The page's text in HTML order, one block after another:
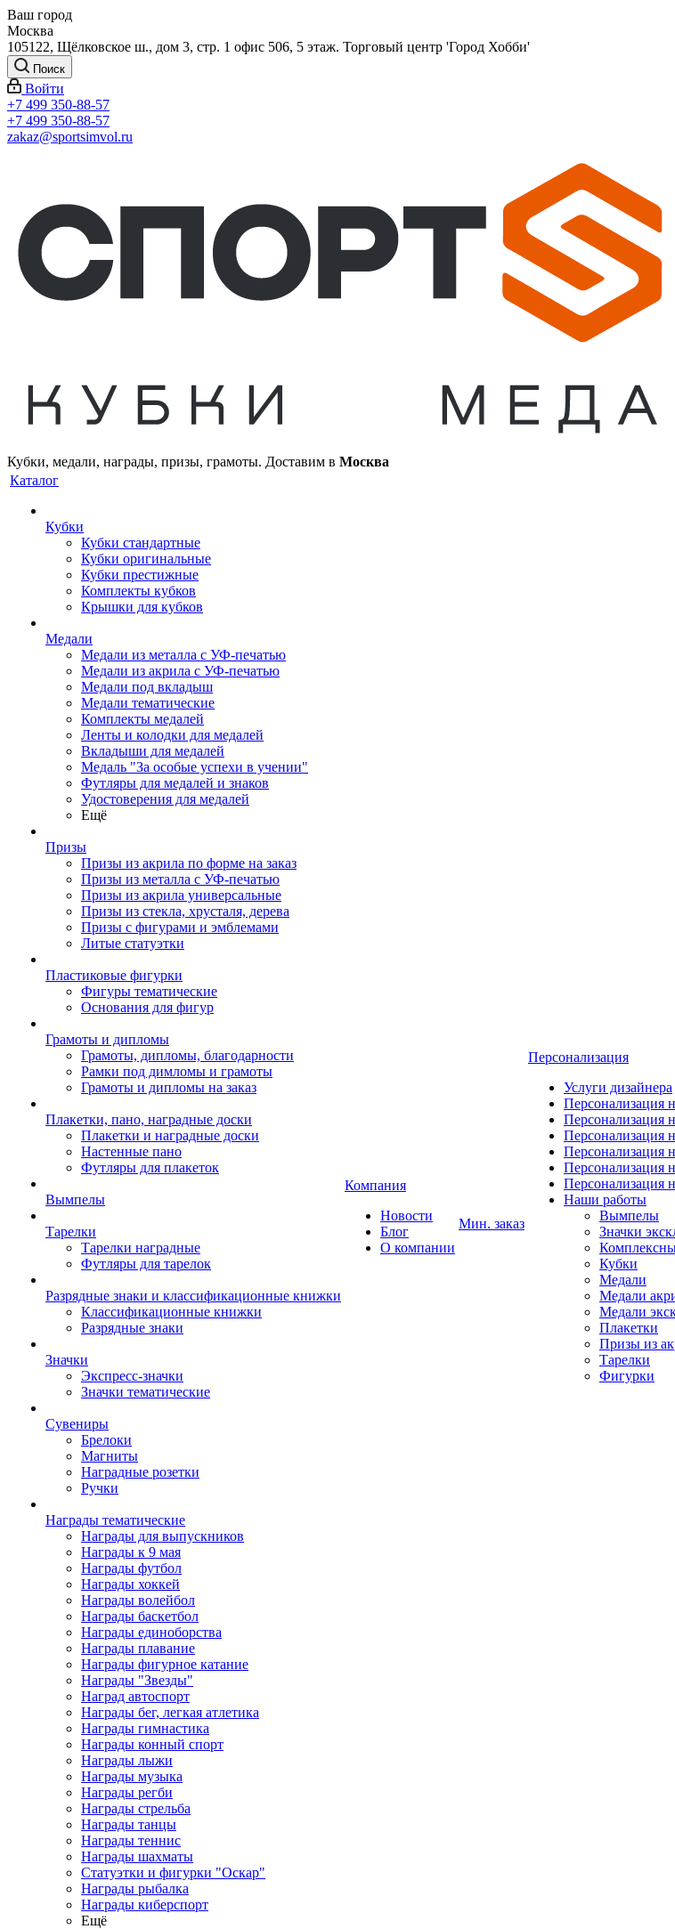
Ваш город
Москва
105122, Щёлковское ш., дом 3, стр. 1 офис 506, 5 этаж. Торговый центр 'Город Хобби'
Поиск
Войти
+7 499 350-88-57
+7 499 350-88-57
zakaz@sportsimvol.ru
Кубки, медали, награды, призы, грамоты. Доставим в Москва
Каталог
Кубки
Кубки стандартные
Кубки оригинальные
Кубки престижные
Комплекты кубков
Крышки для кубков
Медали
Медали из металла с УФ-печатью
Медали из акрила с УФ-печатью
Медали под вкладыш
Медали тематические
Комплекты медалей
Ленты и колодки для медалей
Вкладыши для медалей
Медаль "За особые успехи в учении"
Футляры для медалей и знаков
Удостоверения для медалей
Ещё
Призы
Призы из акрила по форме на заказ
Призы из металла с УФ-печатью
Призы из акрила универсальные
Призы из стекла, хрусталя, дерева
Призы с фигурами и эмблемами
Литые статуэтки
Пластиковые фигурки
Фигуры тематические
Основания для фигур
Грамоты и дипломы
Грамоты, дипломы, благодарности
Рамки под димломы и грамоты
Грамоты и дипломы на заказ
Плакетки, пано, наградные доски
Плакетки и наградные доски
Настенные пано
Футляры для плакеток
Вымпелы
Тарелки
Тарелки наградные
Футляры для тарелок
Разрядные знаки и классификационные книжки
Классификационные книжки
Разрядные знаки
Значки
Экспресс-значки
Значки тематические
Сувениры
Брелоки
Магниты
Наградные розетки
Ручки
Награды тематические
Награды для выпускников
Награды к 9 мая
Награды футбол
Награды хоккей
Награды волейбол
Награды баскетбол
Награды единоборства
Награды плавание
Награды фигурное катание
Награды "Звезды"
Наград автоспорт
Награды бег, легкая атлетика
Награды гимнастика
Награды конный спорт
Награды лыжи
Награды музыка
Награды регби
Награды стрельба
Награды танцы
Награды теннис
Награды шахматы
Статуэтки и фигурки "Оскар"
Награды рыбалка
Награды киберспорт
Ещё
Компания
Новости
Блог
О компании
Мин. заказ
Персонализация
Услуги дизайнера
Персонализация
Персонализация
Персонализация
Персонализация
Персонализация
Персонализация
Наши работы
Вымпелы
Значки
Кубки
Медали
Медали
Медали
Плакетки
Призы из
Тарелки
Фигурки